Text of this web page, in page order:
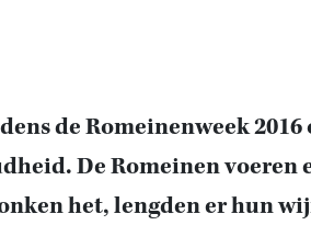
de Romeinenweek
De Romeinen voeren
het, lengden er hun